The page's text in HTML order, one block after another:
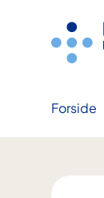
Forside